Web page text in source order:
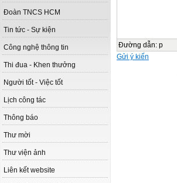
Đoàn TNCS HCM
Tin tức - Sự kiện
Công nghệ thông tin
Thi đua - Khen thưởng
Người tốt - Việc tốt
Lịch công tác
Thông báo
Thư mời
Thư viện ảnh
Liên kết website
Đường dẫn: p
Gửi ý kiến